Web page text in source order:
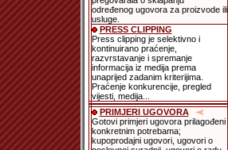
određenog ugovora za proizvode ili
usluge.
PRESS CLIPPING
Press clipping je selektivno i
kontinuirano praćenje,
razvrstavanje i spremanje
informacija iz medija prema
unaprijed zadanim kriterijima.
Praćenje konkurencije, pregled
vijesti, medija...
PRIMJERI UGOVORA
Gotovi primjeri ugovora prilagođeni
konkretnim potrebama;
kupoprodajni ugovori, ugovori o